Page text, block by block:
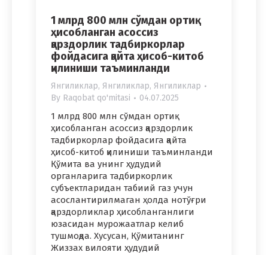
1 млрд 800 млн сўмдан ортиқ
ҳисобланган асоссиз
қарздорлик тадбиркорлар
фойдасига қайта ҳисоб-китоб
қилиниши таъминланди
Янгиликлар, Янгиликлар, Янгиликлар
By Raqobat qo'mitasi 04.07.2025
1 млрд 800 млн сўмдан ортиқ
ҳисобланган асоссиз қарздорлик
тадбиркорлар фойдасига қайта
ҳисоб-китоб қилиниши таъминланди
Қўмита ва унинг ҳудудий
органларига тадбиркорлик
субъектларидан табиий газ учун
асослантирилмаган ҳолда нотўғри
қарздорликлар ҳисобланганлиги
юзасидан мурожаатлар келиб
тушмоқда. Xусусан, Қўмитанинг
Жиззах вилояти ҳудудий